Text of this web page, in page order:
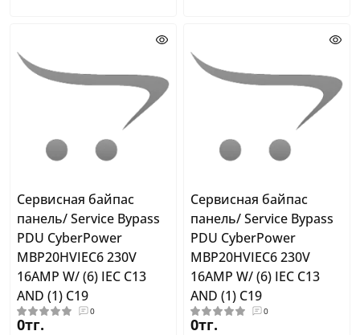
Сервисная байпас
панель/ Service Bypass
PDU CyberPower
MBP20HVIEC6 230V
16AMP W/ (6) IEC C13
AND (1) C19
0
0тг.
Сервисная байпас
панель/ Service Bypass
PDU CyberPower
MBP20HVIEC6 230V
16AMP W/ (6) IEC C13
AND (1) C19
0
0тг.